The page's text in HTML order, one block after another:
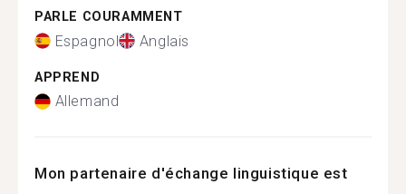
PARLE COURAMMENT
Espagnol Anglais
APPREND
Allemand
Mon partenaire d'échange linguistique est